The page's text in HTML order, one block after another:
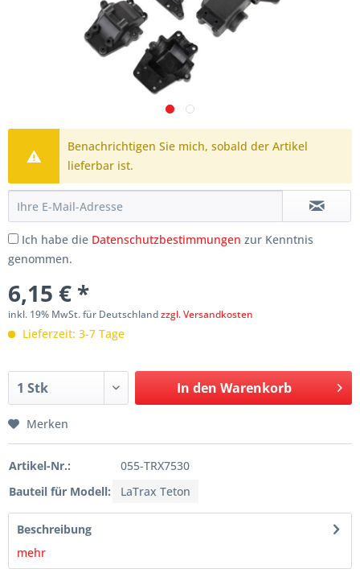
Benachrichtigen Sie mich, sobald der Artikel
lieferbar ist.
Ich habe die Datenschutzbestimmungen zur Kenntnis
genommen.
6,15 € *
inkl. 19% MwSt. für Deutschlandzzgl. Versandkosten
Lieferzeit: 3-7 Tage
In den Warenkorb
Merken
Artikel-Nr.:
055-TRX7530
Bauteil für Modell:
LaTrax Teton
Beschreibung
mehr